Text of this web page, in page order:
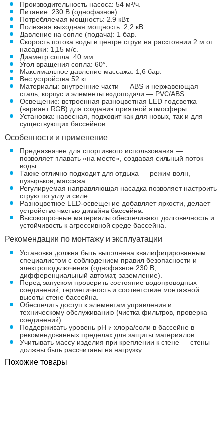
Производительность насоса: 54 м³/ч.
Питание: 230 В (однофазное).
Потребляемая мощность: 2.9 кВт.
Полезная выходная мощность: 2,2 кВ.
Давление на сопле (подача): 1 бар.
Скорость потока воды в центре струи на расстоянии 2 м от
насадки: 1,15 м/с.
Диаметр сопла: 40 мм.
Угол вращения сопла: 60°.
Максимальное давление массажа: 1,6 бар.
Вес устройства:52 кг.
Материалы: внутренние части — ABS и нержавеющая
сталь; корпус и элементы водоподачи — PVC/ABS.
Освещение: встроенная разноцветная LED подсветка
(вариант RGB) для создания приятной атмосферы.
Установка: навесная, подходит как для новых, так и для
существующих бассейнов.
Особенности и применение
Предназначен для спортивного использования —
позволяет плавать «на месте», создавая сильный поток
воды.
Также отлично подходит для отдыха — режим волн,
пузырьков, массажа.
Регулируемая направляющая насадка позволяет настроить
струю по углу и силе.
Разноцветное LED-освещение добавляет яркости, делает
устройство частью дизайна бассейна.
Высокопрочные материалы обеспечивают долговечность и
устойчивость к агрессивной среде бассейна.
Рекомендации по монтажу и эксплуатации
Установка должна быть выполнена квалифицированным
специалистом с соблюдением правил безопасности и
электроподключения (однофазное 230 В,
дифференциальный автомат, заземление).
Перед запуском проверить состояние водопроводных
соединений, герметичность и соответствие монтажной
высоты стене бассейна.
Обеспечить доступ к элементам управления и
техническому обслуживанию (чистка фильтров, проверка
соединений).
Поддерживать уровень pH и хлора/соли в бассейне в
рекомендованных пределах для защиты материалов.
Учитывать массу изделия при креплении к стене — стены
должны быть рассчитаны на нагрузку.
Похожие товары